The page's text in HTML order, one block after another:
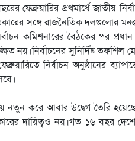
ফেব্রুয়ারির প্রথমার্ধে জাতীয়
সঙ্গে রাজনৈতিক দলগুলোর
কমিশনারের বৈঠকের পর
নয়।নির্বাচনের সুনির্দিষ্ট তফশিল
নির্বাচন অনুষ্ঠানের
করে আবার উদ্বেগ তৈরি
দায়িত্বও নয়।গত ১৬ বছর